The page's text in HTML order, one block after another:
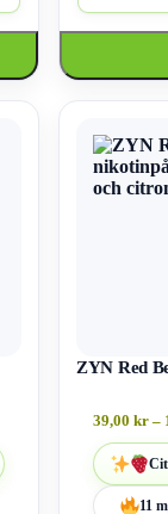
ZYN Red
39,00 kr –
11